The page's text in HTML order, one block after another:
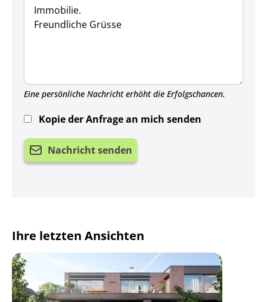
Eine persönliche Nachricht erhöht die Erfolgschancen.
Kopie der Anfrage an mich senden
Nachricht senden
Ihre letzten Ansichten